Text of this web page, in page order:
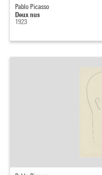
Pablo Picasso
Deux nus
1923